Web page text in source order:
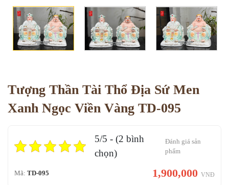
Tượng Thần Tài Thổ Địa Sứ Men
Xanh Ngọc Viền Vàng TD-095
5/5 - (2 bình
chọn)
Đánh giá sản
phẩm
Mã: TD-095 1,900,000 VNĐ